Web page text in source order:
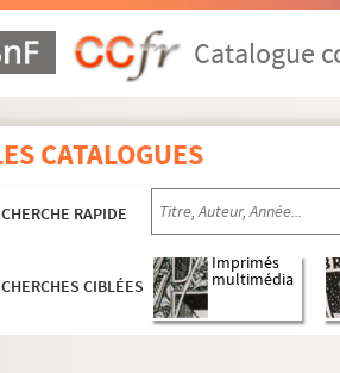
Catalogue
CATALOGUES
RAPIDE
CIBLÉES
Imprimés
multimédia